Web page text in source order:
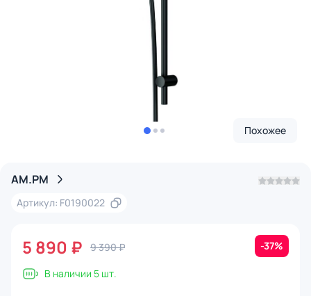
Похожее
AM.PM
Артикул: F0190022
5 890 ₽ 9 390 ₽ -37%
В наличии 5 шт.